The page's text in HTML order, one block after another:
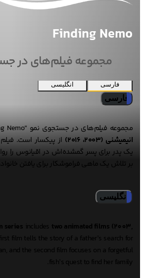
Finding Nemo
مجموعه فیلم‌های در
فارسی انگلیسی
فارسی
مجموعه فیلم‌های در جستجوی نمو “Finding Nemo” شامل
انیمیشنی (۲۰۰۳، ۲۰۱۶)
از پیکسار است.
یک پدر برای پسر گمشده‌اش در اقیانوس را
بر تلاش یک ماهی فراموشکار برای یافتن
انگلیسی
series includes two animated films (2003,
film tells the story of a father’s search for
and the second film focuses on a forgetful
fish’s quest to find her family.